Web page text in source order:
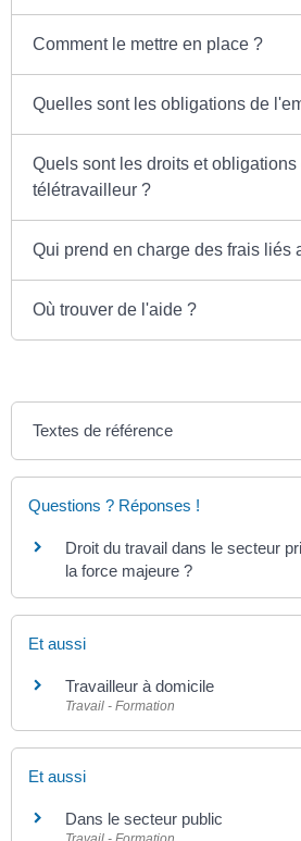
Comment le mettre en place ?
Quelles sont les obligations de
Quels sont les droits et obligations
télétravailleur ?
Qui prend en charge des frais liés
Où trouver de l'aide ?
Textes de référence
Questions ? Réponses !
Droit du travail dans le secteur
la force majeure ?
Et aussi
Travailleur à domicile
Travail - Formation
Et aussi
Dans le secteur public